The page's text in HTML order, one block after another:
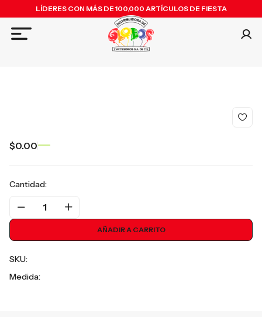
LÍDERES CON MÁS DE 100,000 ARTÍCULOS DE FIESTA
$0.00
Cantidad:
1
AÑADIR A CARRITO
SKU:
Medida: